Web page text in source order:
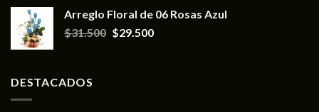
Arreglo Floral de 06 Rosas Azul
$31.500 $29.500
DESTACADOS